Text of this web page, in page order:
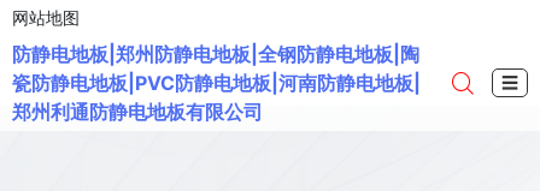
网站地图
防静电地板|郑州防静电地板|全钢防静电地板|陶
瓷防静电地板|PVC防静电地板|河南防静电地板|
郑州利通防静电地板有限公司
☰